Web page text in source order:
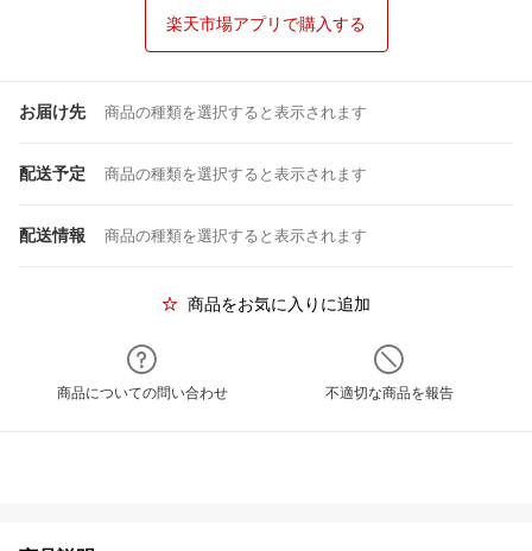
楽天市場アプリで購入する
お届け先 商品の種類を選択すると表示されます
配送予定 商品の種類を選択すると表示されます
配送情報 商品の種類を選択すると表示されます
商品をお気に入りに追加
商品についての問い合わせ 不適切な商品を報告